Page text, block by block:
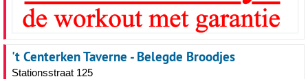
't Centerken Taverne - Belegde Broodjes
Stationsstraat 125